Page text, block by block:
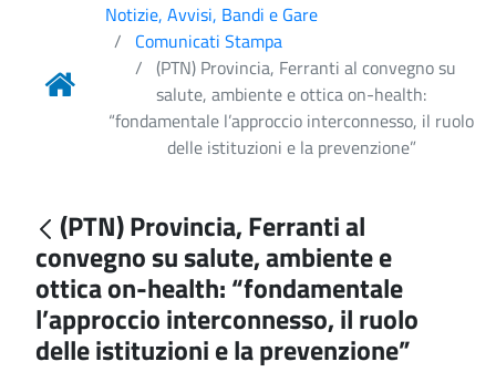
Notizie, Avvisi, Bandi e Gare
Comunicati Stampa
(PTN) Provincia, Ferranti al convegno su
salute, ambiente e ottica on-health:
“fondamentale l’approccio interconnesso, il ruolo
delle istituzioni e la prevenzione”
(PTN) Provincia, Ferranti al
convegno su salute, ambiente e
ottica on-health: “fondamentale
l’approccio interconnesso, il ruolo
delle istituzioni e la prevenzione”